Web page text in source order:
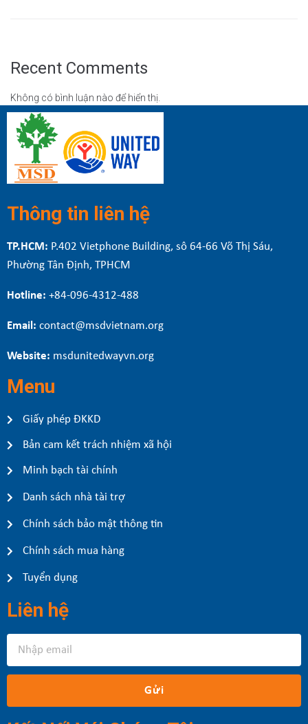
Recent Comments
Không có bình luận nào để hiển thị.
Thông tin liên hệ
TP.HCM: P.402 Vietphone Building, sô 64-66 Võ Thị Sáu,
Phường Tân Định, TPHCM
Hotline: +84-096-4312-488
Email: contact@msdvietnam.org
Website: msdunitedwayvn.org
Menu
Giấy phép ĐKKD
Bản cam kết trách nhiệm xã hội
Minh bạch tài chính
Danh sách nhà tài trợ
Chính sách bảo mật thông tin
Chính sách mua hàng
Tuyển dụng
Liên hệ
Gửi